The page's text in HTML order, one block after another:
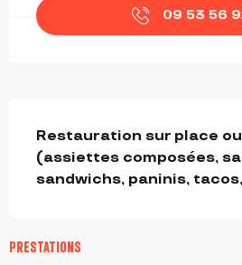
09 53 56
Restauration sur place
(assiettes composées,
sandwichs, paninis,
PRESTATIONS